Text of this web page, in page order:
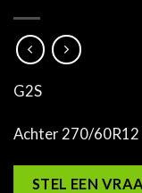
G2S
Achter 270/60R12
STEL EEN